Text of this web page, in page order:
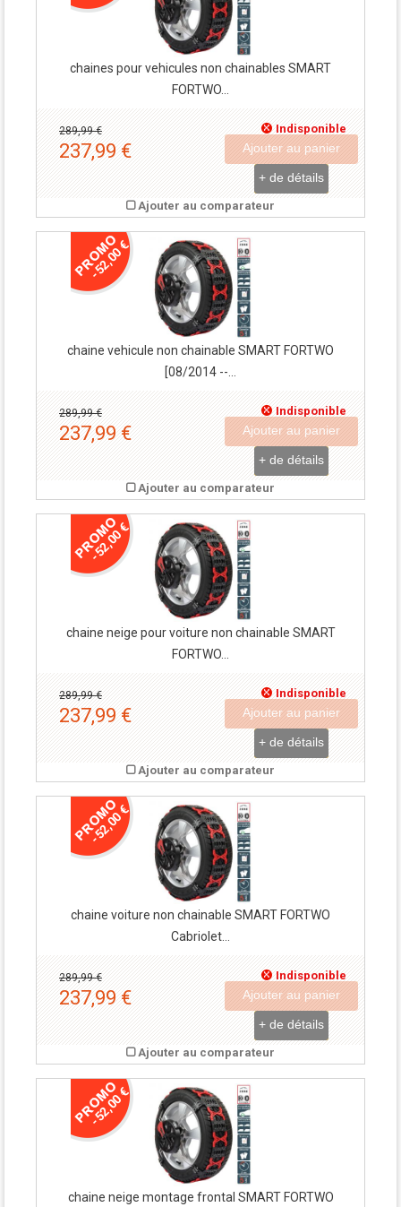
chaines pour vehicules non chainables SMART
FORTWO...
Indisponible
289,99 €
237,99 € Ajouter au panier
+ de détails
Ajouter au comparateur
-52,00 €
chaine vehicule non chainable SMART FORTWO
[08/2014 --...
Indisponible
289,99 €
237,99 € Ajouter au panier
+ de détails
Ajouter au comparateur
-52,00 €
chaine neige pour voiture non chainable SMART
FORTWO...
Indisponible
289,99 €
237,99 € Ajouter au panier
+ de détails
Ajouter au comparateur
-52,00 €
chaine voiture non chainable SMART FORTWO
Cabriolet...
Indisponible
289,99 €
237,99 € Ajouter au panier
+ de détails
Ajouter au comparateur
-52,00 €
chaine neige montage frontal SMART FORTWO